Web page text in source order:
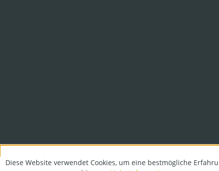
Diese Website verwendet Cookies, um eine bestmögliche